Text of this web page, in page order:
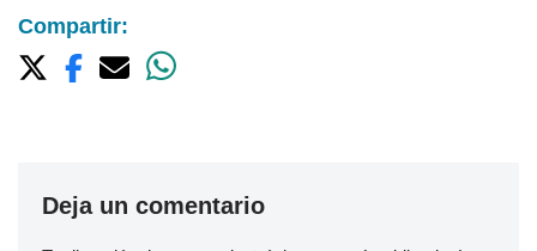
Compartir:
Deja un comentario